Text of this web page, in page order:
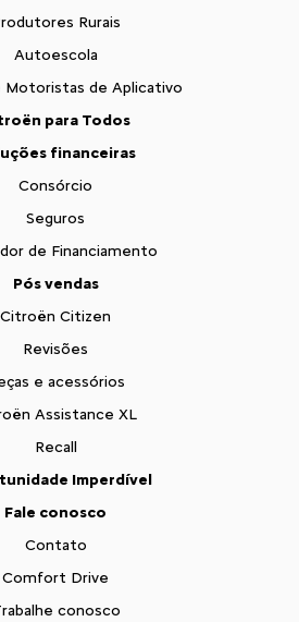
Rurais
Autoescola
Motoristas de Aplicativo
para Todos
financeiras
Consórcio
Seguros
de Financiamento
Pós vendas
Citroën Citizen
Revisões
e acessórios
Assistance XL
Recall
Imperdível
Fale conosco
Contato
Comfort Drive
conosco